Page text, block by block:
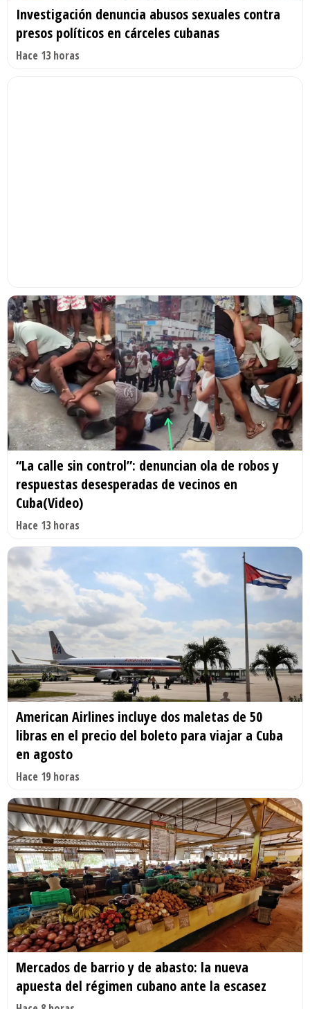
Investigación denuncia abusos sexuales contra
presos políticos en cárceles cubanas
Hace 13 horas
“La calle sin control”: denuncian ola de robos y
respuestas desesperadas de vecinos en
Cuba(Video)
Hace 13 horas
American Airlines incluye dos maletas de 50
libras en el precio del boleto para viajar a Cuba
en agosto
Hace 19 horas
Mercados de barrio y de abasto: la nueva
apuesta del régimen cubano ante la escasez